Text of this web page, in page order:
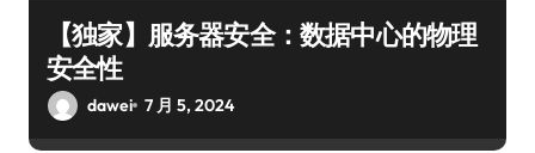
【独家】服务器安全：数据中心的物理
安全性
dawei 7 月 5, 2024